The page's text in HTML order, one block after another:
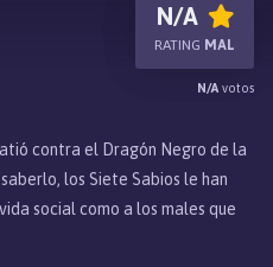
contra el Dragón Negro de la
los Siete Sabios le han
social como a los males que
N/A
RATING MAL
N/A votos